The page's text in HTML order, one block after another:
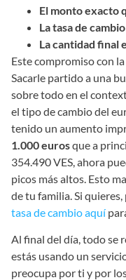
El monto exacto
La tasa de
La cantidad final
Este compromiso con
Sacarle partido a una
sobre todo en el
el tipo de cambio del
tenido un aumento
1.000 eurosque a
354.490 VES, ahora
picos más altos. Esto
de tu familia. Si quieres,
tasa de cambio aquí
Al final del día, todo se
estás usando un
preocupa por ti y por